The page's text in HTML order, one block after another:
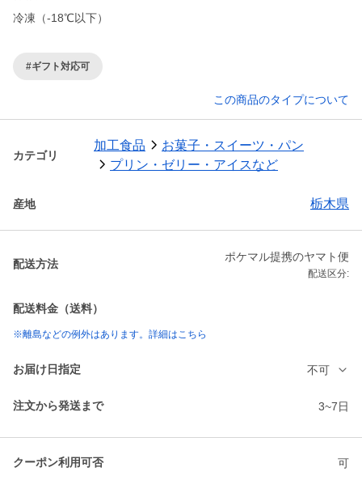
冷凍（-18℃以下）
#ギフト対応可
この商品のタイプについて
カテゴリ
加工食品
お菓子・スイーツ・パン
プリン・ゼリー・アイスなど
産地 栃木県
配送方法
ポケマル提携のヤマト便
配送区分:
配送料金（送料）
※離島などの例外はあります。詳細はこちら
お届け日指定 不可
注文から発送まで 3~7日
クーポン利用可否 可